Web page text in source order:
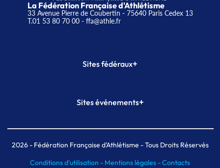
La Fédération Française d'Athlétisme
33 Avenue Pierre de Coubertin - 75640 Paris Cedex 13
T.01 53 80 70 00- ffa@athle.fr
Sites fédéraux+
Plateforme Formation
Sites événements+
Meeting de Paris indoor
MAIF Ekiden de Paris
2026- Fédération Française d'Athlétisme - Tous Droits Réservés
Conditions d'utilisation - Mentions légales -Contacts